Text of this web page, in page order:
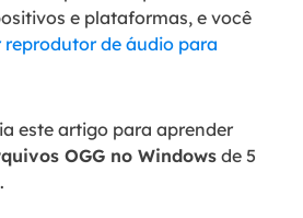
e plataformas, e você
reprodutor de áudio para
este artigo para aprender
OGG no Windowsde 5